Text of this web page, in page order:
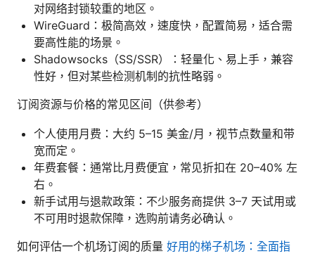
对网络封锁较重的地区。
WireGuard：极简高效，速度快，配置简易，适合需
要高性能的场景。
Shadowsocks（SS/SSR）：轻量化、易上手，兼容
性好，但对某些检测机制的抗性略弱。
订阅资源与价格的常见区间（供参考）
个人使用月费：大约 5–15 美金/月，视节点数量和带
宽而定。
年费套餐：通常比月费便宜，常见折扣在 20–40% 左
右。
新手试用与退款政策：不少服务商提供 3–7 天试用或
不可用时退款保障，选购前请务必确认。
如何评估一个机场订阅的质量 好用的梯子机场：全面指